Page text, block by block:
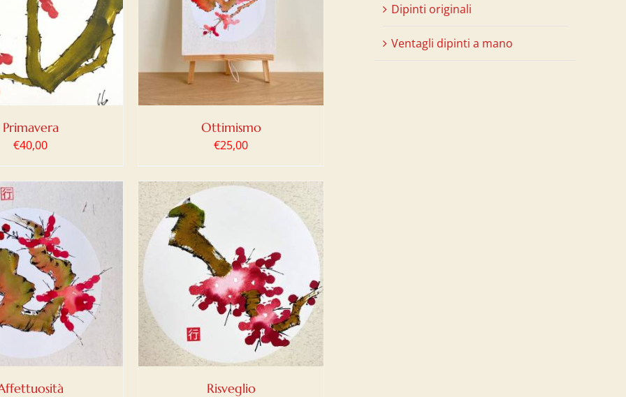
Primavera
€40,00
AL CARRELLO /
DETTAGLI
Ottimismo
€25,00
AL CARRELLO
/
DETTAGLI
Risveglio
Dipinti originali
Ventagli dipinti a mano